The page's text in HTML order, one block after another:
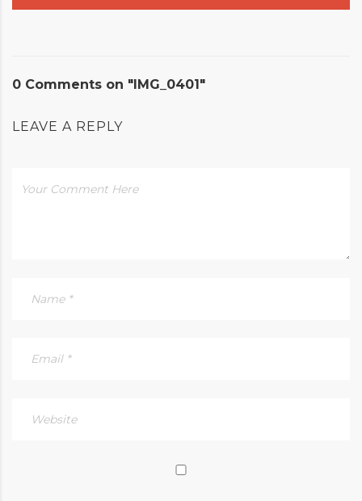
0 Comments on "IMG_0401"
LEAVE A REPLY